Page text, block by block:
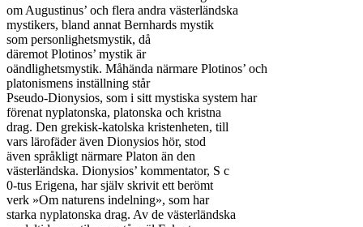
om Augustinus’ och flera andra västerländska
mystikers, bland annat Bernhards mystik
som personlighetsmystik, då
däremot Plotinos’ mystik är
oändlighetsmystik. Måhända närmare Plotinos’ och
platonismens inställning står
Pseudo-Dionysios, som i sitt mystiska system har
förenat nyplatonska, platonska och kristna
drag. Den grekisk-katolska kristenheten, till
vars lärofäder även Dionysios hör, stod
även språkligt närmare Platon än den
västerländska. Dionysios’ kommentator, S c
0-tus Erigena, har själv skrivit ett berömt
verk »Om naturens indelning», som har
starka nyplatonska drag. Av de västerländska